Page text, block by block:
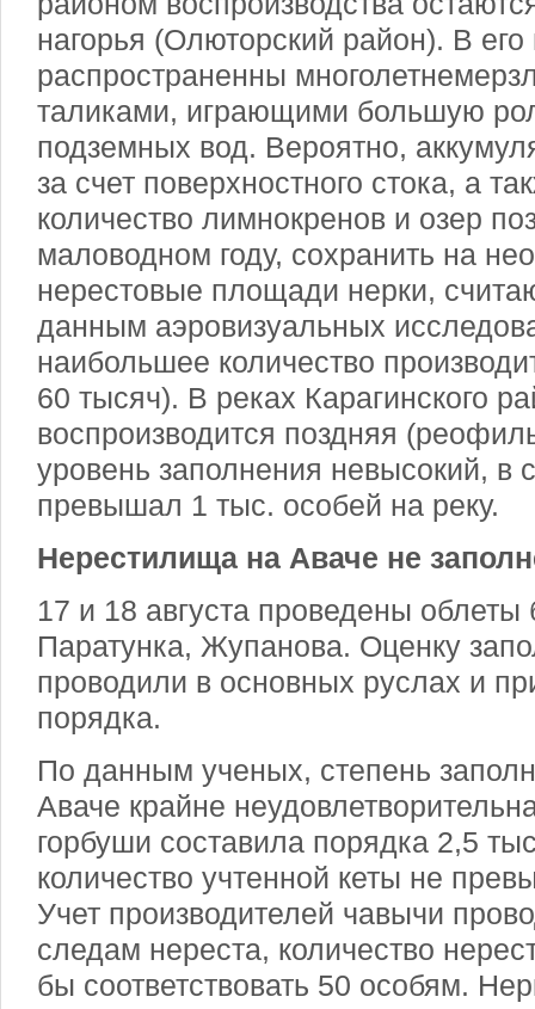
нагорья (Олюторский район). В
распространенны
таликами, играющими большую
подземных вод. Вероятно,
за счет поверхностного стока, а
количество лимнокренов и озер
маловодном году, сохранить на
нерестовые площади нерки,
данным аэровизуальных
наибольшее количество
60 тысяч). В реках Карагинского
воспроизводится поздняя
уровень заполнения невысокий, в
превышал 1 тыс. особей на реку.
Нерестилища на Аваче не
17 и 18 августа проведены облеты
Паратунка, Жупанова. Оценку
проводили в основных руслах и
порядка.
По данным ученых, степень
Аваче крайне
горбуши составила порядка 2,5
количество учтенной кеты не
Учет производителей чавычи
следам нереста, количество
бы соответствовать 50 особям.